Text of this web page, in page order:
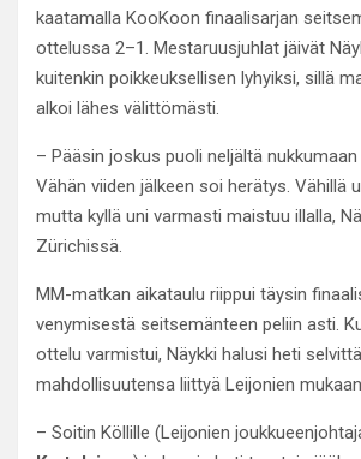
kaatamalla KooKoon finaalisarjan
ottelussa 2–1. Mestaruusjuhlat jäivät
kuitenkin poikkeuksellisen lyhyiksi, sillä
alkoi lähes välittömästi.
– Pääsin joskus puoli neljältä
Vähän viiden jälkeen soi herätys. Vähillä
mutta kyllä uni varmasti maistuu illalla,
Zürichissä.
MM-matkan aikataulu riippui täysin
venymisestä seitsemänteen peliin asti.
ottelu varmistui, Näykki halusi heti
mahdollisuutensa liittyä Leijonien
– Soitin Köllille (Leijonien